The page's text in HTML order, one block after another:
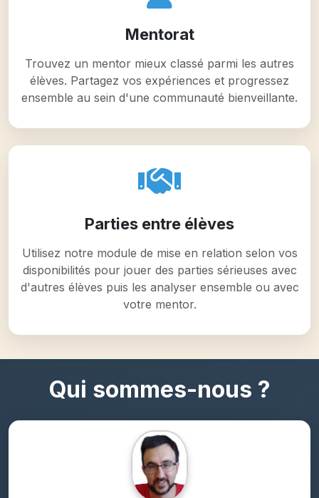
Mentorat
Trouvez un mentor mieux classé parmi les autres
élèves. Partagez vos expériences et progressez
ensemble au sein d'une communauté bienveillante.
Parties entre élèves
Utilisez notre module de mise en relation selon vos
disponibilités pour jouer des parties sérieuses avec
d'autres élèves puis les analyser ensemble ou avec
votre mentor.
Qui sommes-nous ?